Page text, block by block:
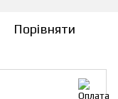
Порівняти